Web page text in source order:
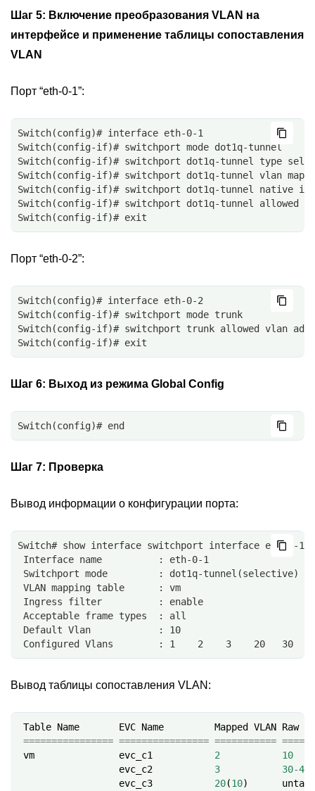
Шаг 5: Включение преобразования VLAN на
интерфейсе и применение таблицы сопоставления
VLAN
Порт “eth-0-1”:
Switch(config)# interface eth-0-1
Switch(config-if)# switchport mode dot1q-tunnel
Switch(config-if)# switchport dot1q-tunnel type
Switch(config-if)# switchport dot1q-tunnel vlan
Switch(config-if)# switchport dot1q-tunnel native
Switch(config-if)# switchport dot1q-tunnel allowed
Switch(config-if)# exit
Порт “eth-0-2”:
Switch(config)# interface eth-0-2
Switch(config-if)# switchport mode trunk
Switch(config-if)# switchport trunk allowed vlan add
Switch(config-if)# exit
Шаг 6: Выход из режима Global Config
Switch(config)# end
Шаг 7: Проверка
Вывод информации о конфигурации порта:
Switch# show interface switchport interface eth-0-1
Interface name          : eth-0-1
Switchport mode         : dot1q-tunnel(selective)
VLAN mapping table      : vm
Ingress filter          : enable
Acceptable frame types  : all
Default Vlan            : 10
Configured Vlans        : 1    2    3    20   30
Вывод таблицы сопоставления VLAN:
Table Name EVC Name Mapped VLAN Raw
================ ================ ===========
vm
evc_c1 2
10
evc_c2
3 30-40
evc_c3
20(10)